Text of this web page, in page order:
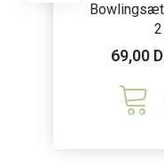
69,00